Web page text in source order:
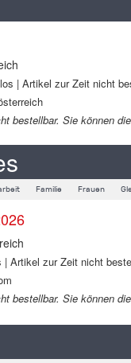
| Artikel zur Zeit nicht
bestellbar. Sie können
Familie Frauen
| Artikel zur Zeit nicht
bestellbar. Sie können